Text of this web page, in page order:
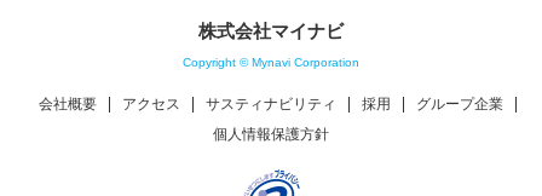
株式会社マイナビ
Copyright © Mynavi Corporation
会社概要 アクセス サスティナビリティ 採用
グループ企業
個人情報保護方針